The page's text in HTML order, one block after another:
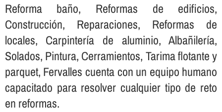
Reforma baño, Reformas de edificios,
Construcción, Reparaciones, Reformas de
locales, Carpinterí­a de aluminio, Albañilerí­a,
Solados, Pintura, Cerramientos, Tarima flotante y
parquet, Fervalles cuenta con un equipo humano
capacitado para resolver cualquier tipo de reto
en reformas.